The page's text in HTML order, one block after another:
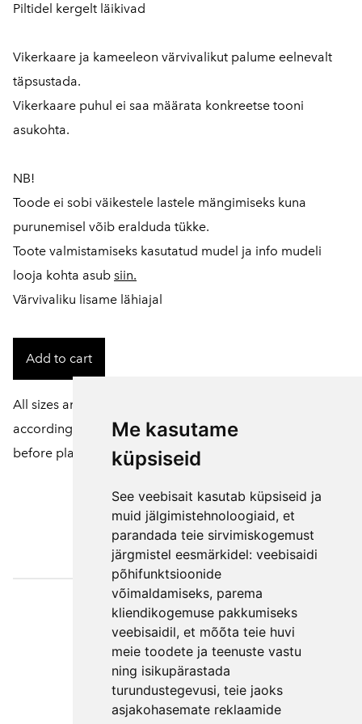
Me kasutame
küpsiseid
See veebisait kasutab küpsiseid ja
muid jälgimistehnoloogiaid, et
parandada teie sirvimiskogemust
järgmistel eesmärkidel: veebisaidi
põhifunktsioonide
võimaldamiseks, parema
kliendikogemuse pakkumiseks
veebisaidil, et mõõta teie huvi
meie toodete ja teenuste vastu
ning isikupärastada
turundustegevusi, teie jaoks
asjakohasemate reklaamide
Piltidel kergelt läikivad
Vikerkaare ja kameeleon värvivalikut palume eelnevalt
täpsustada.
Vikerkaare puhul ei saa määrata konkreetse tooni
asukohta.
NB!
Toode ei sobi väikestele lastele mängimiseks kuna
purunemisel võib eralduda tükke.
Toote valmistamiseks kasutatud mudel ja info mudeli
looja kohta asub siin.
Värvivaliku lisame lähiajal
Add to cart
All sizes and colors of products can be customized
according to your wishes. To do this, please contact us
before placing an order.
Väljaotsa
konsultatsioonid
OÜ
Phone +372 550
2750
E-mail